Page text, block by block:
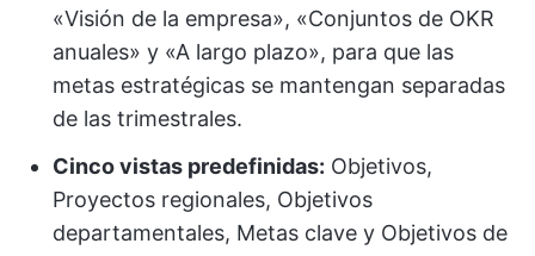
«Visión de la empresa», «Conjuntos de OKR
anuales» y «A largo plazo», para que las
metas estratégicas se mantengan separadas
de las trimestrales.
Cinco vistas predefinidas: Objetivos,
Proyectos regionales, Objetivos
departamentales, Metas clave y Objetivos de